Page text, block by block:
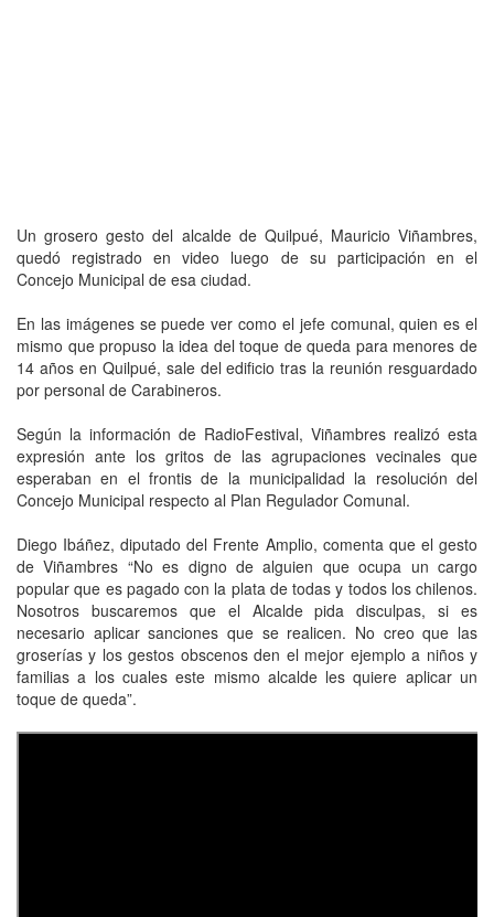
Un grosero gesto del alcalde de Quilpué, Mauricio Viñambres,
quedó registrado en video luego de su participación en el
Concejo Municipal de esa ciudad.
En las imágenes se puede ver como el jefe comunal, quien es el
mismo que propuso la idea del toque de queda para menores de
14 años en Quilpué, sale del edificio tras la reunión resguardado
por personal de Carabineros.
Según la información de RadioFestival, Viñambres realizó esta
expresión ante los gritos de las agrupaciones vecinales que
esperaban en el frontis de la municipalidad la resolución del
Concejo Municipal respecto al Plan Regulador Comunal.
Diego Ibáñez, diputado del Frente Amplio, comenta que el gesto
de Viñambres “No es digno de alguien que ocupa un cargo
popular que es pagado con la plata de todas y todos los chilenos.
Nosotros buscaremos que el Alcalde pida disculpas, si es
necesario aplicar sanciones que se realicen. No creo que las
groserías y los gestos obscenos den el mejor ejemplo a niños y
familias a los cuales este mismo alcalde les quiere aplicar un
toque de queda”.